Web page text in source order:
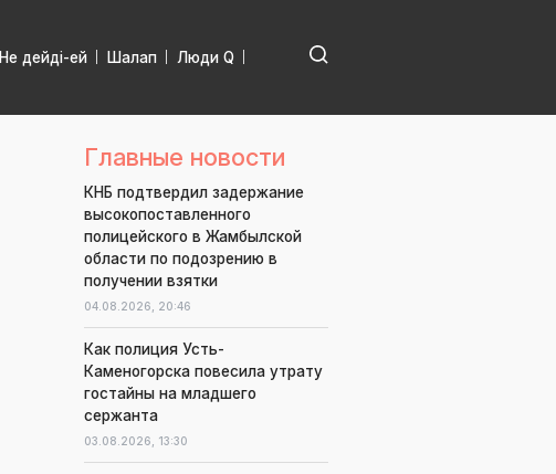
Не дейді-ей Шалап Люди Q
Главные новости
КНБ подтвердил задержание
высокопоставленного
полицейского в Жамбылской
области по подозрению в
получении взятки
04.08.2026, 20:46
Как полиция Усть-
Каменогорска повесила утрату
гостайны на младшего
сержанта
03.08.2026, 13:30